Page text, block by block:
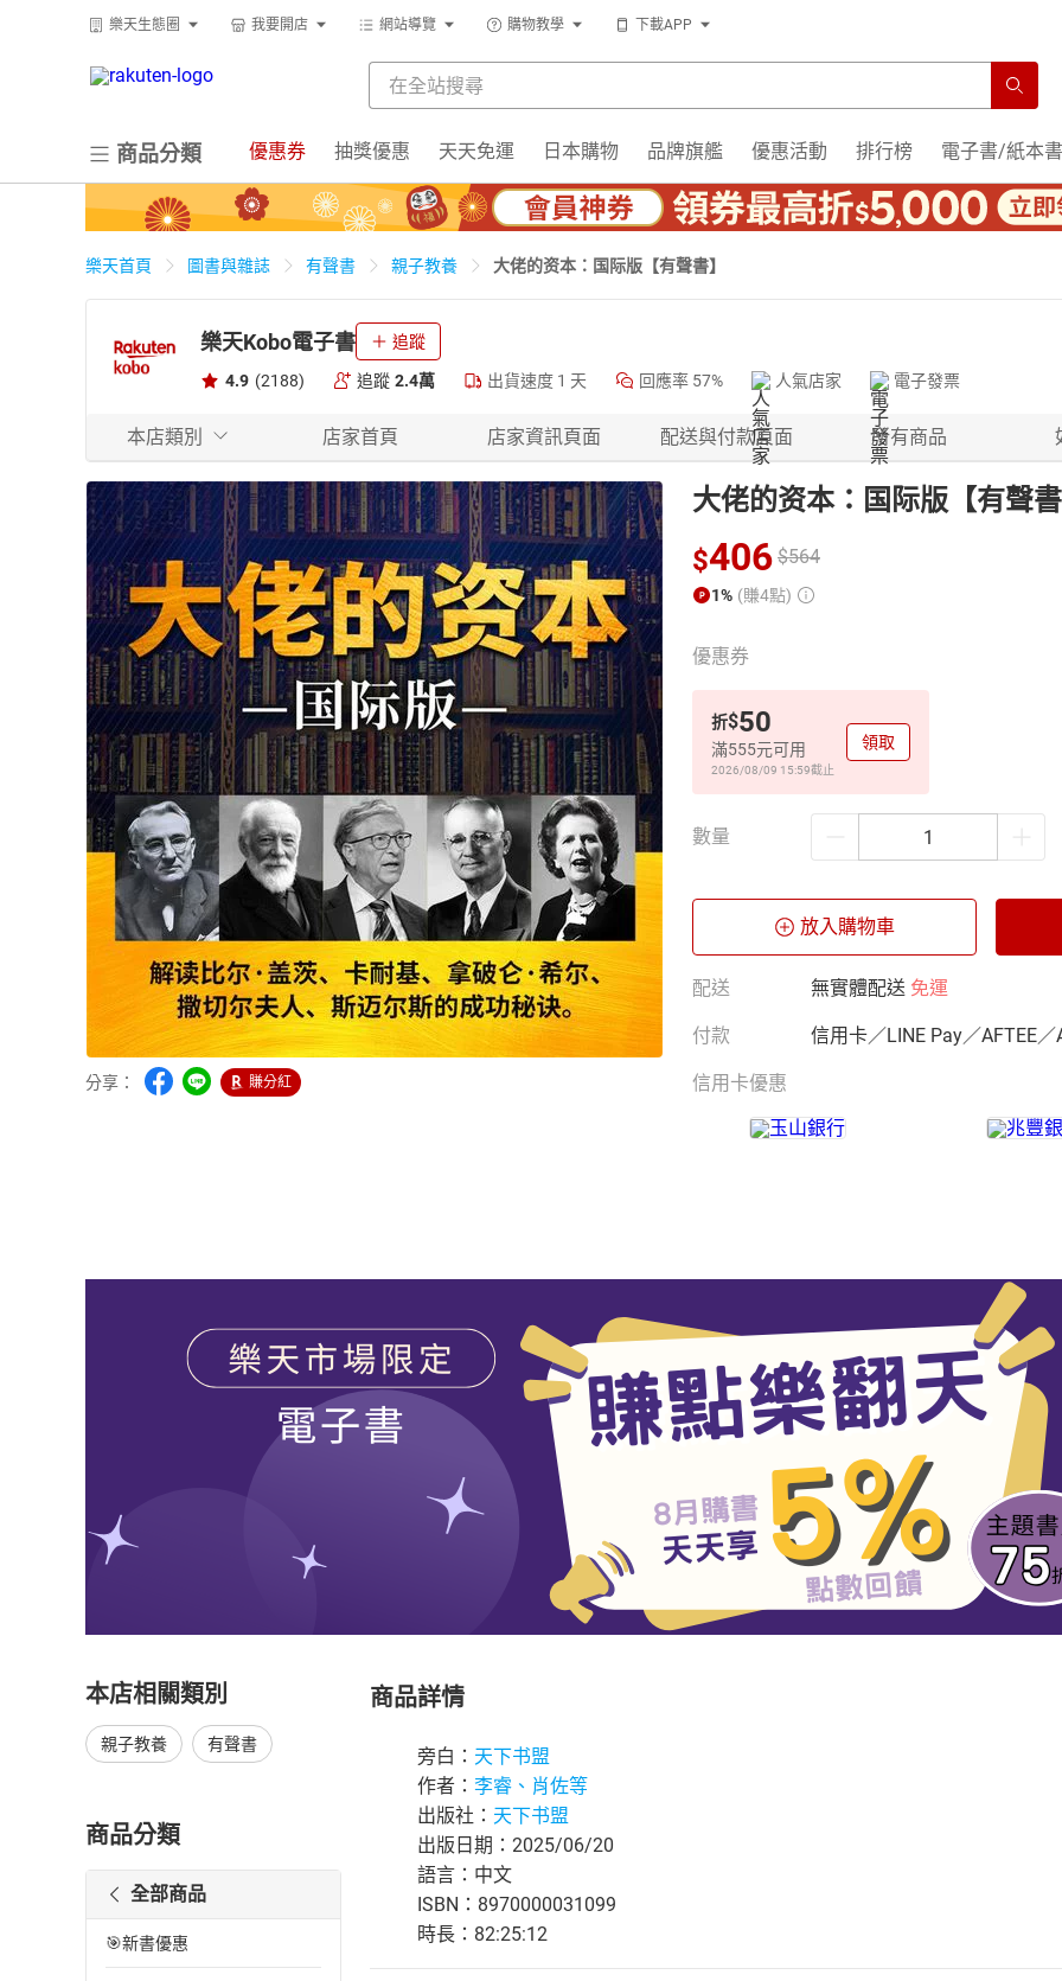
樂天生態圈 我要開店 網站導覽 購物教學 下載APP
商品分類 優惠券 抽獎優惠 天天免運 日本購物 品牌旗艦 優惠活動 排行榜 電子書/紙本書
樂天首頁 圖書與雜誌 有聲書 親子教養 大佬的资本：国际版【有聲書】
樂天Kobo電子書 追蹤
4.9 (2188) 追蹤 2.4萬 出貨速度 1 天 回應率 57% 人氣店家 電子發票
本店類別 店家首頁 店家資訊頁面 配送與付款頁面 所有商品
分享： 賺分紅
大佬的资本：国际版【有聲
$406 $564
1% (賺4點)
優惠券
折$50
滿555元可用
2026/08/09 15:59截止
領取
數量
放入購物車
配送 無實體配送 免運
付款 信用卡／LINE Pay／AFTEE／
信用卡優惠
本店相關類別
親子教養 有聲書
商品分類
全部商品
🎯新書優惠
商品詳情
旁白： 天下书盟
作者： 李睿、肖佐等
出版社： 天下书盟
出版日期：2025/06/20
語言：中文
ISBN：8970000031099
時長：82:25:12